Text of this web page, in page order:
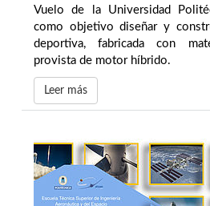
Vuelo de la Universidad
como objetivo diseñar y
deportiva, fabricada con
provista de motor híbrido.
Leer más